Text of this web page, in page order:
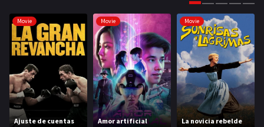
Movie
Ajuste de cuentas
Movie
Amor artificial
Movie
La novicia rebelde